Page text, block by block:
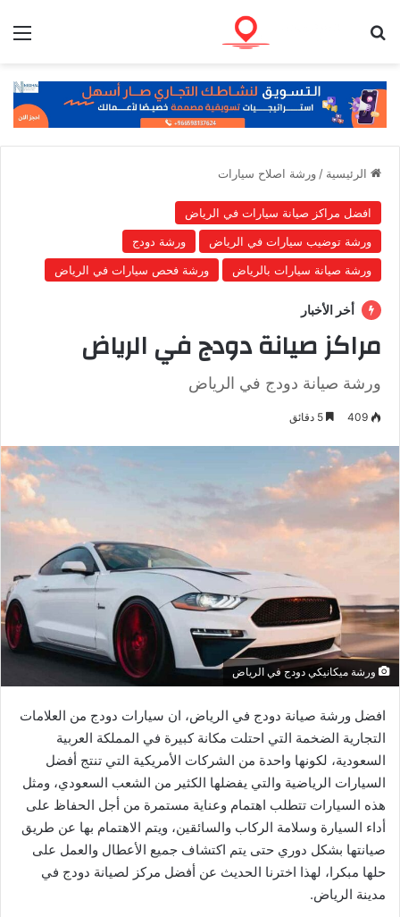
الرئيسية / ورشة اصلاح سيارات
افضل مراكز صيانة سيارات في الرياض
ورشة توضيب سيارات في الرياض
ورشة دودج
ورشة صيانة سيارات بالرياض
ورشة فحص سيارات في الرياض
أخر الأخبار
مراكز صيانة دودج في الرياض
ورشة صيانة دودج في الرياض
409
ورشة ميكانيكي دودج في الرياض
افضل ورشة صيانة دودج في الرياض، ان سيارات دودج من العلامات
التجارية الضخمة التي احتلت مكانة كبيرة في المملكة العربية
السعودية، لكونها واحدة من الشركات الأمريكية التي تنتج أفضل
السيارات الرياضية والتي يفضلها الكثير من الشعب السعودي، ومثل
هذه السيارات تتطلب اهتمام وعناية مستمرة من أجل الحفاظ على
أداء السيارة وسلامة الركاب والسائقين، ويتم الاهتمام بها عن طريق
صيانتها بشكل دوري حتى يتم اكتشاف جميع الأعطال والعمل على
حلها مبكرا، لهذا اخترنا الحديث عن أفضل مركز لصيانة دودج في
مدينة الرياض.